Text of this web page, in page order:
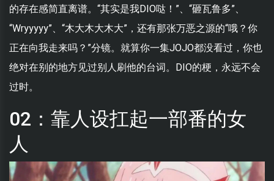
的存在感简直离谱。“其实是我DIO哒！”、“砸瓦鲁多”、
“Wryyyyy”、“木大木大木大”，还有那张万恶之源的“哦？你
正在向我走来吗？”分镜。就算你一集JOJO都没看过，你也
绝对在别的地方见过别人刷他的台词。DIO的梗，永远不会
过时。
02：靠人设扛起一部番的女
人